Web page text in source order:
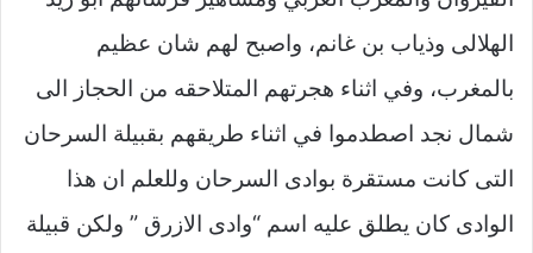
الهلالى وذياب بن غانم، واصبح لهم شان عظيم
بالمغرب، وفي اثناء هجرتهم المتلاحقه من الحجاز الى
شمال نجد اصطدموا في اثناء طريقهم بقبيلة السرحان
التى كانت مستقرة بوادى السرحان وللعلم ان هذا
الوادى كان يطلق عليه اسم “وادى الازرق ” ولكن قبيلة